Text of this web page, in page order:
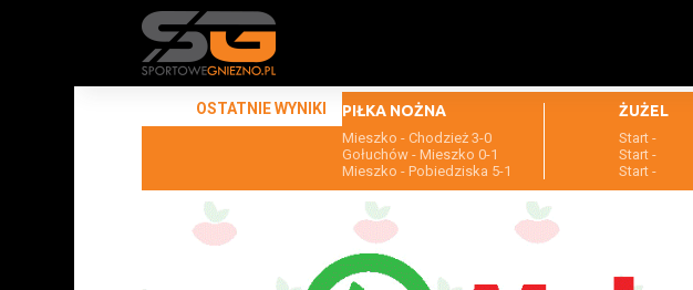
OSTATNIE WYNIKI PIŁKA NOŻNA
Mieszko - Chodzież 3-0
Gołuchów - Mieszko 0-1
Mieszko - Pobiedziska 5-1
ŻUŻEL
Start -
Start -
Start -